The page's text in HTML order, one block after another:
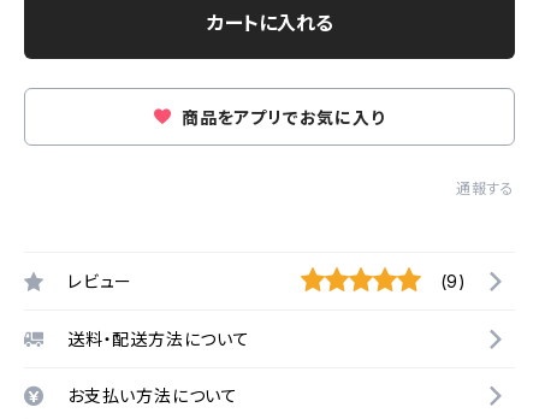
カートに入れる
商品をアプリでお気に入り
通報する
レビュー (9)
送料・配送方法について
お支払い方法について